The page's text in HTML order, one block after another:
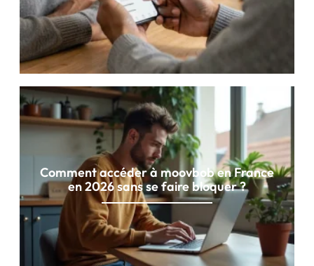
Comment accéder à moovbob en France
en 2026 sans se faire bloquer ?